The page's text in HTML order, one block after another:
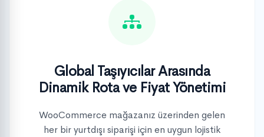
Global Taşıyıcılar Arasında
Dinamik Rota ve Fiyat Yönetimi
WooCommerce mağazanız üzerinden gelen
her bir yurtdışı siparişi için en uygun lojistik